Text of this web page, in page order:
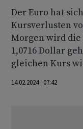
Der Euro hat
Kursverlusten
Morgen wird
1,0716 Dollar
gleichen Kurs
14.02.2024 07:42